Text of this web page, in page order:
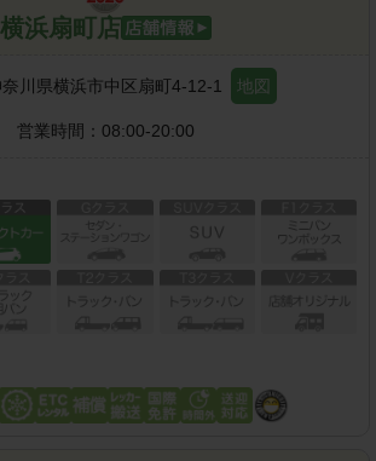
横浜扇町店
奈川県横浜市中区扇町4-12-1 地図
営業時間： 08:00-20:00